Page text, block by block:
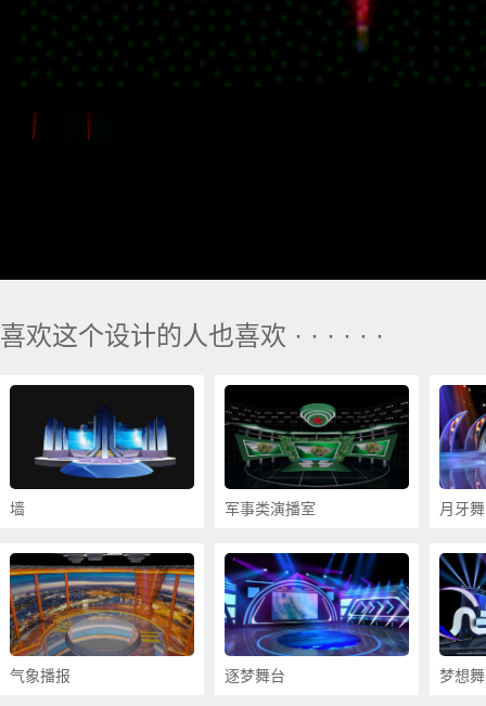
喜欢这个设计的人也喜欢 · · · · · ·
墙 军事类演播室 月牙
气象播报 逐梦舞台 梦想